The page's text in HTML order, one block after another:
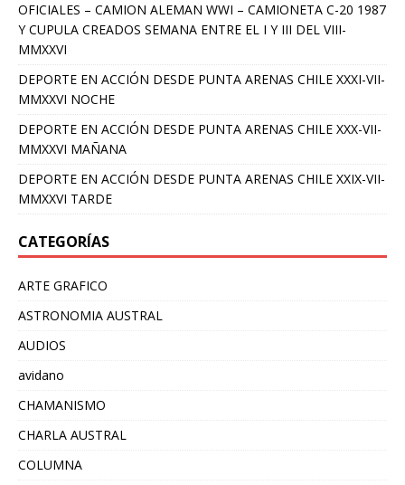
OFICIALES – CAMION ALEMAN WWI – CAMIONETA C-20 1987
Y CUPULA CREADOS SEMANA ENTRE EL I Y III DEL VIII-
MMXXVI
DEPORTE EN ACCIÓN DESDE PUNTA ARENAS CHILE XXXI-VII-
MMXXVI NOCHE
DEPORTE EN ACCIÓN DESDE PUNTA ARENAS CHILE XXX-VII-
MMXXVI MAÑANA
DEPORTE EN ACCIÓN DESDE PUNTA ARENAS CHILE XXIX-VII-
MMXXVI TARDE
CATEGORÍAS
ARTE GRAFICO
ASTRONOMIA AUSTRAL
AUDIOS
avidano
CHAMANISMO
CHARLA AUSTRAL
COLUMNA